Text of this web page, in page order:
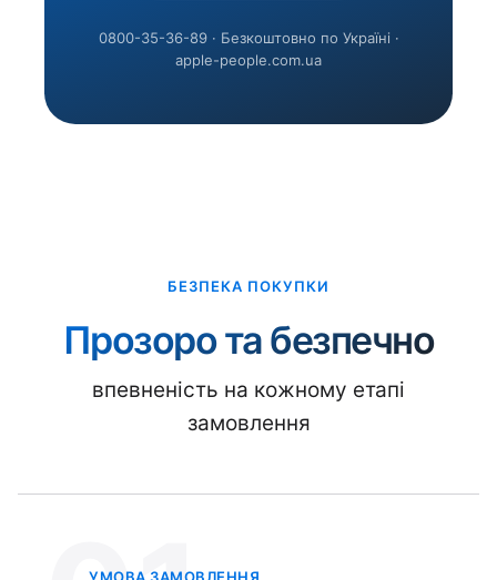
0800-35-36-89 · Безкоштовно по Україні ·
apple-people.com.ua
БЕЗПЕКА ПОКУПКИ
Прозоро та безпечно
впевненість на кожному етапі
замовлення